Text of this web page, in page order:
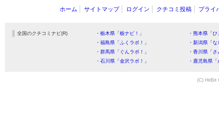
ホーム サイトマップ ログイン クチコミ投稿 プライ
全国のクチコミナビ(R) ・栃木県「栃ナビ！」
・熊本県「
・福島県「ふくラボ！」
・新潟県「
・群馬県「ぐんラボ！」
・香川県「
・石川県「金沢ラボ！」
・鹿児島県
(C) HitBit